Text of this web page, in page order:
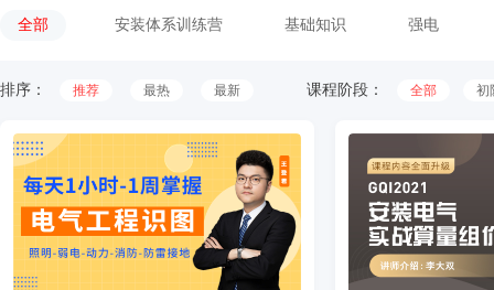
全部 安装体系训练营 基础知识 强电
排序： 推荐 最热 最新 课程阶段： 全部 初